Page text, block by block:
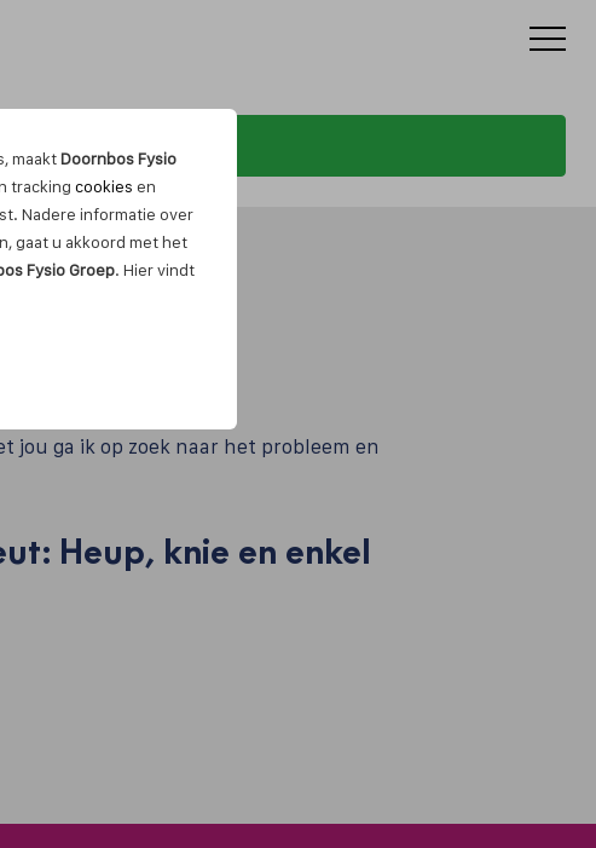
maaktDoornbos Fysio
tracking cookies en
Nadere informatie over
gaat u akkoord met het
Fysio Groep. Hier vindt
jou ga ik op zoek naar het probleem en
Heup, knie en enkel